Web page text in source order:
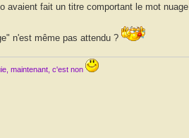
avaient fait un titre comportant le mot nuage
n'est même pas attendu ?
maintenant, c'est non